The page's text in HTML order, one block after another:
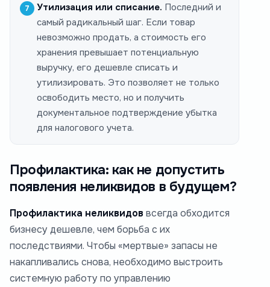
Утилизация или списание. Последний и
самый радикальный шаг. Если товар
невозможно продать, а стоимость его
хранения превышает потенциальную
выручку, его дешевле списать и
утилизировать. Это позволяет не только
освободить место, но и получить
документальное подтверждение убытка
для налогового учета.
Профилактика: как не допустить
появления неликвидов в будущем?
Профилактика неликвидов всегда обходится
бизнесу дешевле, чем борьба с их
последствиями. Чтобы «мертвые» запасы не
накапливались снова, необходимо выстроить
системную работу по управлению